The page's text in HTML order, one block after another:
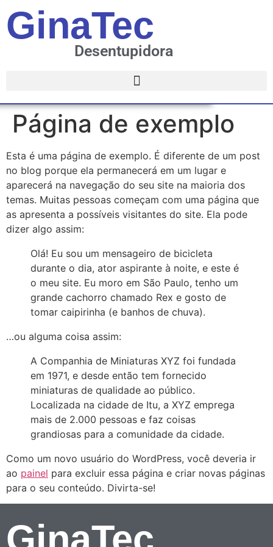
GinaTec
Desentupidora
Página de exemplo
Esta é uma página de exemplo. É diferente de um post
no blog porque ela permanecerá em um lugar e
aparecerá na navegação do seu site na maioria dos
temas. Muitas pessoas começam com uma página que
as apresenta a possíveis visitantes do site. Ela pode
dizer algo assim:
Olá! Eu sou um mensageiro de bicicleta
durante o dia, ator aspirante à noite, e este é
o meu site. Eu moro em São Paulo, tenho um
grande cachorro chamado Rex e gosto de
tomar caipirinha (e banhos de chuva).
…ou alguma coisa assim:
A Companhia de Miniaturas XYZ foi fundada
em 1971, e desde então tem fornecido
miniaturas de qualidade ao público.
Localizada na cidade de Itu, a XYZ emprega
mais de 2.000 pessoas e faz coisas
grandiosas para a comunidade da cidade.
Como um novo usuário do WordPress, você deveria ir
ao painel para excluir essa página e criar novas páginas
para o seu conteúdo. Divirta-se!